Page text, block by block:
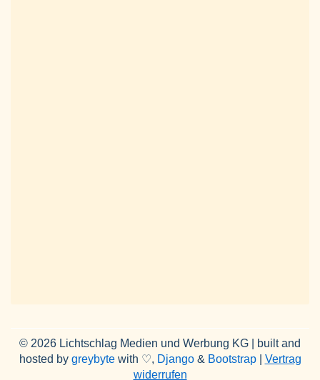
© 2026 Lichtschlag Medien und Werbung KG | built and
hosted by greybytewith ♡, Django& Bootstrap| Vertrag
widerrufen